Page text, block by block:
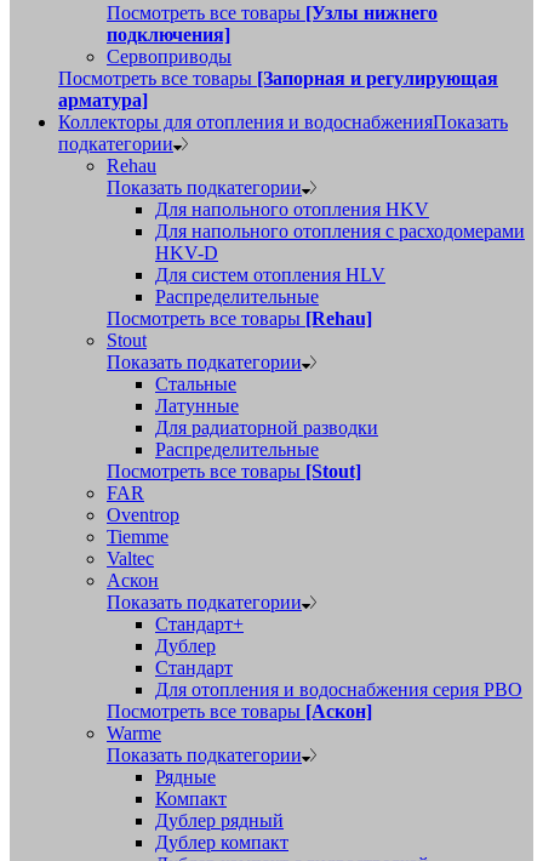
Посмотреть все товары [Узлы нижнего
подключения]
Сервоприводы
Посмотреть все товары [Запорная и регулирующая
арматура]
Коллекторы для отопления и водоснабженияПоказать
подкатегории
Rehau
Показать подкатегории
Для напольного отопления HKV
Для напольного отопления с расходомерами
HKV-D
Для систем отопления HLV
Распределительные
Посмотреть все товары [Rehau]
Stout
Показать подкатегории
Стальные
Латунные
Для радиаторной разводки
Распределительные
Посмотреть все товары [Stout]
FAR
Oventrop
Tiemme
Valtec
Аскон
Показать подкатегории
Стандарт+
Дублер
Стандарт
Для отопления и водоснабжения серия РВО
Посмотреть все товары [Аскон]
Warme
Показать подкатегории
Рядные
Компакт
Дублер рядный
Дублер компакт